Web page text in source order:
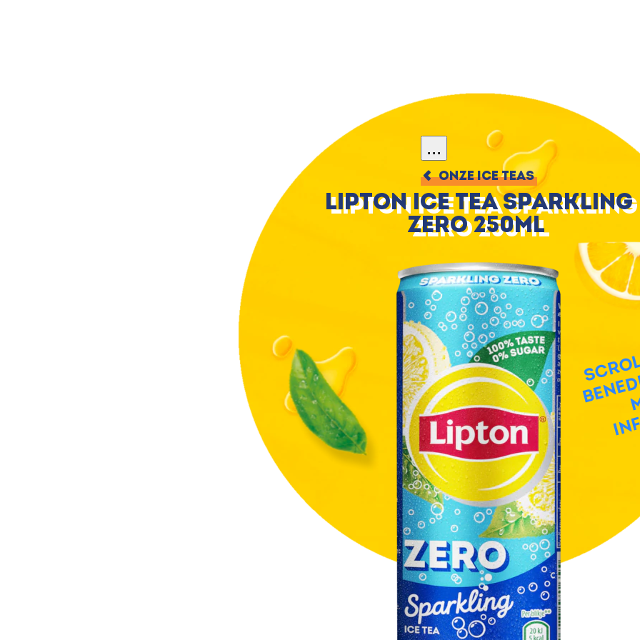
...
ONZE ICE TEAS
Lipton Ice Tea Sparkling
Zero 250ml